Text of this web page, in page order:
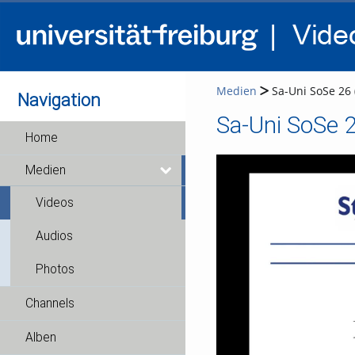
Navigation
Home
Medien
Videos
Audios
Photos
Channels
Alben
Medien Sa-Uni SoSe 26
Sa-Uni SoSe